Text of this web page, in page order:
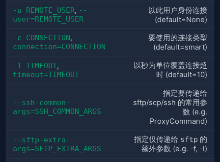
-u REMOTE_USER, --
user=REMOTE_USER
以此用户身份连接
(default=None)
-c CONNECTION, --
connection=CONNECTION
要使用的连接类型
(default=smart)
-T TIMEOUT, --
timeout=TIMEOUT
以秒为单位覆盖连接超
时 (default=10)
--ssh-common-
args=SSH_COMMON_ARGS
指定要传递给
sftp/scp/ssh 的常用参
数 (e.g.
ProxyCommand)
--sftp-extra-
args=SFTP_EXTRA_ARGS
指定仅传递给 sftp 的
额外参数 (e.g. -f, -l)